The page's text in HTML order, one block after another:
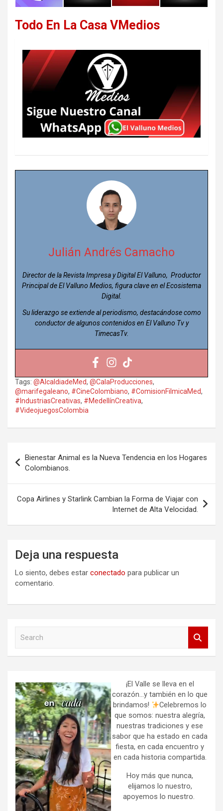
Todo En La Casa VMedios
Julián Andrés Camacho
Director de la Revista Impresa y Digital El Valluno, Productor
Principal de El Valluno Medios, figura clave en el Ecosistema
Digital.
Su liderazgo se extiende al periodismo, destacándose como
conductor de algunos contenidos en El Valluno Tv y
TimecasTv.
Tags: @AlcaldiadeMed, @CalaProducciones,
@marifegaleano, #CineColombiano, #ComisionFilmicaMed,
#IndustriasCreativas, #MedellínCreativa,
#VideojuegosColombia
de
entradas
Bienestar Animal es la Nueva Tendencia en los Hogares
Colombianos.
Copa Airlines y Starlink Cambian la Forma de Viajar con
Internet de Alta Velocidad.
Deja una respuesta
Lo siento, debes estar conectado para publicar un
comentario.
h
¡El Valle se lleva en el
corazón…y también en lo que
brindamos!
Celebremos lo
que somos: nuestra alegría,
nuestras tradiciones y ese
sabor que ha estado en cada
fiesta, en cada encuentro y
en cada historia compartida.
Hoy más que nunca,
elijamos lo nuestro,
apoyemos lo nuestro.